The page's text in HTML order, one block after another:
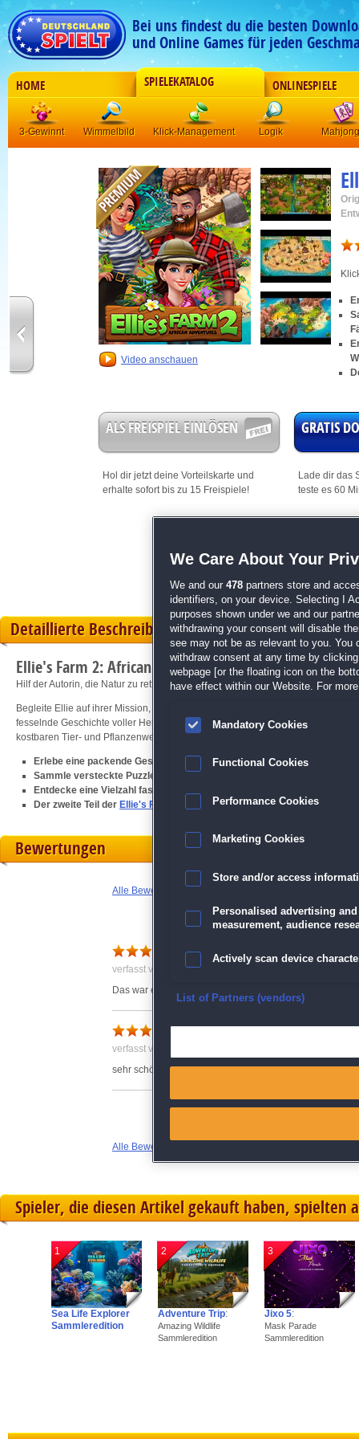
Bei uns findest du die besten
und Online Games für jeden
HOME SPIELEKATALOG ONLINESPIELE
3-Gewinnt Wimmelbild Klick-Management Logik Mahjong
Video anschauen
ALS FREISPIEL EINLÖSEN
Hol dir jetzt deine Vorteilskarte und
erhalte sofort bis zu 15 Freispiele!
GRATIS
Lade dir das
teste es 60
mit
Detaillierte Beschreibung
Ellie's Farm 2: African Adventure
Hilf der Autorin, die Natur zu retten!
Begleite Ellie auf ihrer Mission, die Natur vor Wilderern zu schützen und
fesselnde Geschichte voller Herausforderungen und packender
kostbaren Tier- und Pflanzenwelt Afrikas! Sei Teil von Ellies Abenteuer und
Erlebe eine packende Geschichte mit vielfältigen Spielmodi
Sammle versteckte Puzzlestücke und schalte Erfolge frei, um deine
Entdecke eine Vielzahl faszinierender Charaktere und niedlicher
Der zweite Teil der Ellie's Farm
Bewertungen
Alle Bewertungen anzeigen
Super Spiel
verfasst von Anonym am 21.04.2024 um 13:20
Das war ein gutes Spiel, ich wünsche mir mehr davon.
Super
verfasst von Anonym am 11.06.2024 um 13:15
sehr schönes Spielvergnügen, macht richtig spaß zu
Alle Bewertungen anzeigen
Spieler, die diesen Artikel gekauft haben, spielten
1
Sea Life Explorer
Sammleredition
2
Adventure Trip:
Amazing Wildlife
Sammleredition
3
Jixo 5:
Mask Parade
Sammleredition
We Care About Your
We and our 478 partners store and
identifiers, on your device. Selecting I
purposes shown under we and our
withdrawing your consent will disable
see may not be as relevant to you. You
withdraw consent at any time by
webpage [or the floating icon on the
have effect within our Website. For
Mandatory Cookies
Functional Cookies
Performance Cookies
Marketing Cookies
Store and/or access
Personalised advertising
measurement, audience
Actively scan device
Ensure security, prevent
List of Partners (vendors)